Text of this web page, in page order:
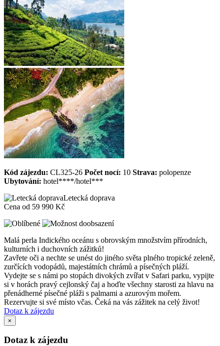
Kód zájezdu: CL325-26 Počet nocí: 10 Strava: polopenze
Ubytování: hotel****/hotel***
Letecká doprava
Cena od 59 990 Kč
Malá perla Indického oceánu s obrovským množstvím přírodních,
kulturních i duchovních zážitků!
Zavřete oči a nechte se unést do jiného světa plného tropické zeleně,
zurčících vodopádů, majestátních chrámů a písečných pláží.
Vydejte se s námi po stopách divokých zvířat v Safari parku, vypijte
si v horách pravý cejlonský čaj a hoďte všechny starosti za hlavu na
přenádherné písečné pláži s palmami a azurovým mořem.
Rezervujte si své místo včas. Čeká na vás zážitek na celý život!
Dotaz k zájezdu
×
Dotaz k zájezdu